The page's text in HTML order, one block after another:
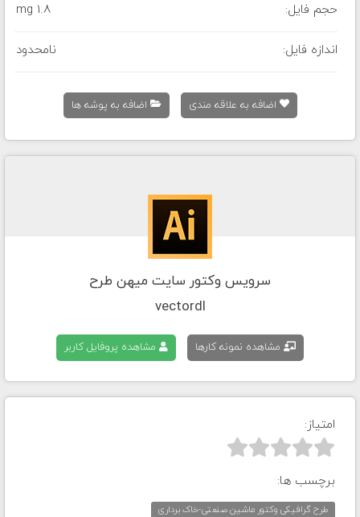
حجم فایل: 1.8 mg
اندازه فایل: نامحدود
اضافه به علاقه مندی اضافه به پوشه ها
سرویس وکتور سایت میهن طرح
vectordl
مشاهده نمونه کارها مشاهده پروفایل کاربر
امتیاز:



برچسب ها:
طرح گرافیکی وکتور ماشین صنعتی-خاک برداری